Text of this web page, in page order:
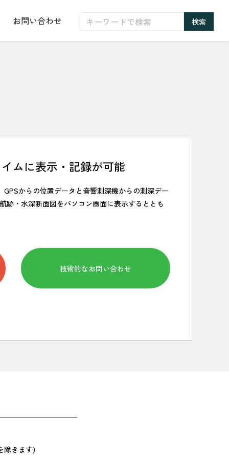
お問い合わせ
ムに表示・記録が可能
からの位置データと音響測深機からの測深デー
跡・水深断面図をパソコン画面に表示するととも
技術的なお問い合わせ
除きます)